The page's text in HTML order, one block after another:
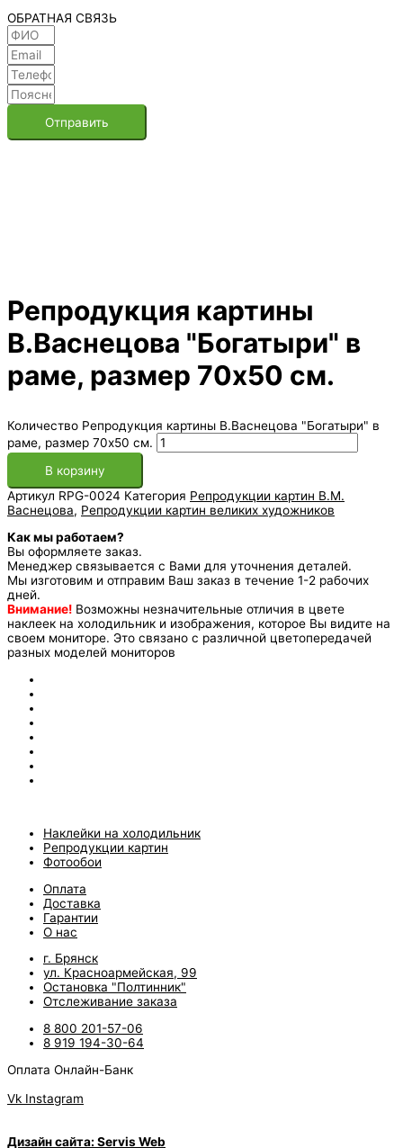
ОБРАТНАЯ СВЯЗЬ
Отправить
Репродукция картины
В.Васнецова "Богатыри" в
раме, размер 70х50 см.
Количество Репродукция картины В.Васнецова "Богатыри" в
раме, размер 70х50 см.
В корзину
Артикул RPG-0024 Категория Репродукции картин В.М.
Васнецова, Репродукции картин великих художников
Как мы работаем?
Вы оформляете заказ.
Менеджер связывается с Вами для уточнения деталей.
Мы изготовим и отправим Ваш заказ в течение 1-2 рабочих
дней.
Внимание! Возможны незначительные отличия в цвете
наклеек на холодильник и изображения, которое Вы видите на
своем мониторе. Это связано с различной цветопередачей
разных моделей мониторов
Наклейки на холодильник
Репродукции картин
Фотообои
Оплата
Доставка
Гарантии
О нас
г. Брянск
ул. Красноармейская, 99
Остановка "Полтинник"
Отслеживание заказа
8 800 201-57-06
8 919 194-30-64
Оплата Онлайн-Банк
Vk Instagram
Дизайн сайта: Servis Web